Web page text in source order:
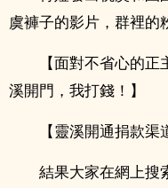
虞褲子的影片，群裡的
【面對不省心的
溪開門，我打錢！】
【靈溪開通捐款渠
結果大家在網上搜